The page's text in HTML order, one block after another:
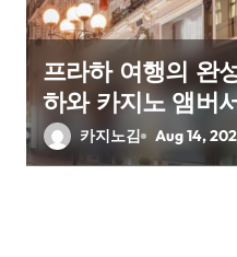
프라하 여행의 완
하와 카지노 앰버
카지노김 Aug 14,